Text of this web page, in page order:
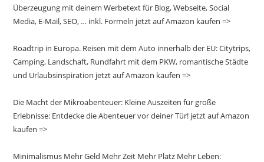
Überzeugung mit deinem Werbetext für Blog, Webseite, Social
Media, E-Mail, SEO, … inkl. Formeln jetzt auf Amazon kaufen =>
Roadtrip in Europa. Reisen mit dem Auto innerhalb der EU: Citytrips,
Camping, Landschaft, Rundfahrt mit dem PKW, romantische Städte
und Urlaubsinspiration jetzt auf Amazon kaufen =>
Die Macht der Mikroabenteuer: Kleine Auszeiten für große
Erlebnisse: Entdecke die Abenteuer vor deiner Tür! jetzt auf Amazon
kaufen =>
Minimalismus Mehr Geld Mehr Zeit Mehr Platz Mehr Leben: